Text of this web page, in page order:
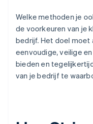
Welke methoden je
de voorkeuren van je
bedrijf. Het doel moet
eenvoudige, veilige
bieden en
van je bedrijf te